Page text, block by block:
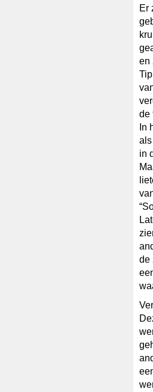
Er
en
de
In
in
de